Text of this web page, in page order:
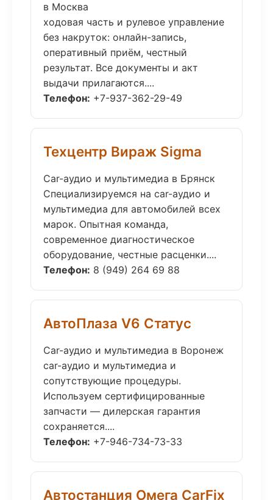
в Москва
ходовая часть и рулевое управление
без накруток: онлайн-запись,
оперативный приём, честный
результат. Все документы и акт
выдачи прилагаются....
Телефон: +7-937-362-29-49
Техцентр Вираж Sigma
Car-аудио и мультимедиа в Брянск
Специализируемся на car-аудио и
мультимедиа для автомобилей всех
марок. Опытная команда,
современное диагностическое
оборудование, честные расценки....
Телефон: 8 (949) 264 69 88
АвтоПлаза V6 Статус
Car-аудио и мультимедиа в Воронеж
car-аудио и мультимедиа и
сопутствующие процедуры.
Используем сертифицированные
запчасти — дилерская гарантия
сохраняется....
Телефон: +7-946-734-73-33
Автостанция Омега CarFix